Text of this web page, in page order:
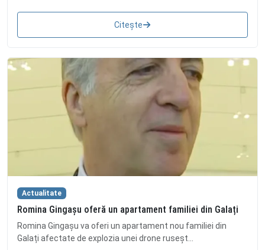
Citește
Actualitate
Romina Gingașu oferă un apartament familiei din Galați
Romina Gingașu va oferi un apartament nou familiei din
Galați afectate de explozia unei drone ruseșt...